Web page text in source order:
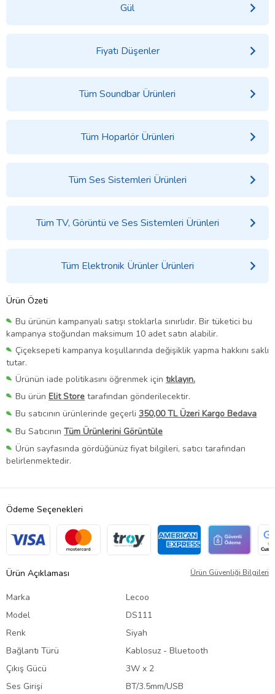
Gül
Fiyatı Düşenler
Tüm Soundbar Ürünleri
Tüm Hoparlör Ürünleri
Tüm Ses Sistemleri Ürünleri
Tüm TV, Görüntü ve Ses Sistemleri Ürünleri
Tüm Elektronik Ürünler Ürünleri
Ürün Özeti
Bu ürünün kampanyalı satışı stoklarla sınırlıdır. Bir tüketici bu
kampanya stoğundan maksimum 10 adet satın alabilir.
Çiçeksepeti kampanya koşullarında değişiklik yapma hakkını saklı
tutar.
Ürünün iade politikasını öğrenmek için tıklayın.
Bu ürün Elit Store tarafından gönderilecektir.
Bu satıcının ürünlerinde geçerli 350,00 TL Üzeri Kargo Bedava
Bu Satıcının Tüm Ürünlerini Görüntüle
Ürün sayfasında gördüğünüz fiyat bilgileri, satıcı tarafından
belirlenmektedir.
Ödeme Seçenekleri
Ürün Açıklaması Ürün Güvenliği Bilgileri
Marka
Lecoo
Model
DS111
Renk
Siyah
Bağlantı Türü
Kablosuz - Bluetooth
Çıkış Gücü
3W x 2
Ses Girişi
BT/3.5mm/USB